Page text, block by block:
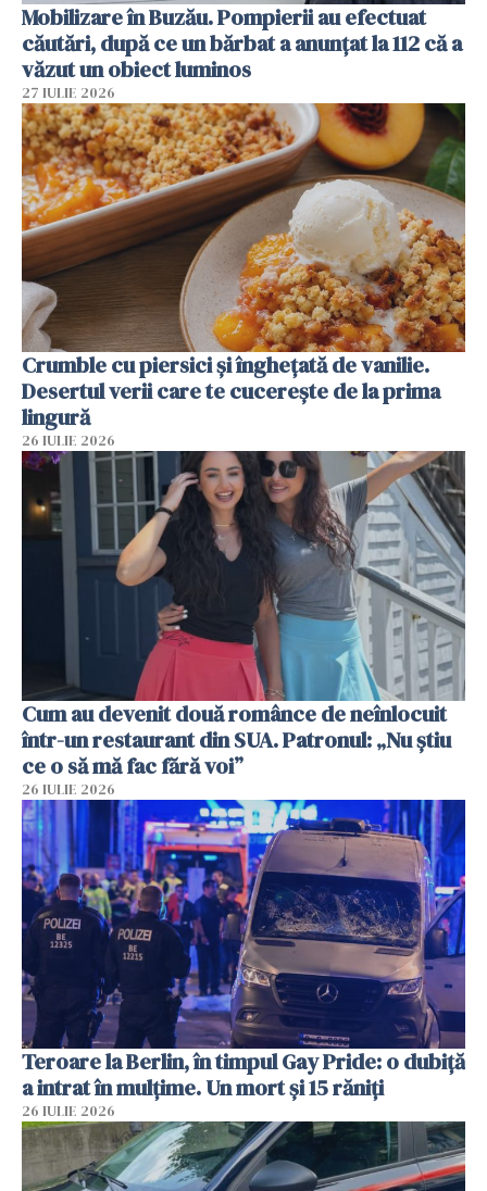
Mobilizare în Buzău. Pompierii au efectuat
căutări, după ce un bărbat a anunțat la 112 că a
văzut un obiect luminos
27 IULIE 2026
Crumble cu piersici și înghețată de vanilie.
Desertul verii care te cucerește de la prima
lingură
26 IULIE 2026
Cum au devenit două românce de neînlocuit
într-un restaurant din SUA. Patronul: „Nu știu
ce o să mă fac fără voi”
26 IULIE 2026
Teroare la Berlin, în timpul Gay Pride: o dubiță
a intrat în mulțime. Un mort și 15 răniți
26 IULIE 2026